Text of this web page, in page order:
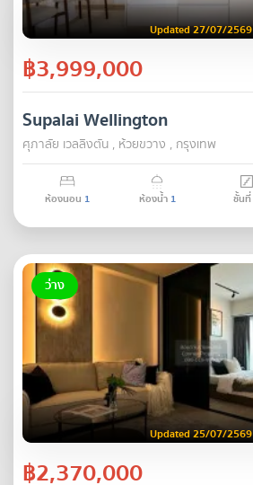
Updated 27/07/2569
฿3,999,000
Supalai Wellington
ศุภาลัย เวลลิงตัน , ห้วยขวาง , กรุงเทพ
ห้องนอน 1 ห้องน้ำ 1 ชั้นที่
ว่าง
Updated 25/07/2569
฿2,370,000